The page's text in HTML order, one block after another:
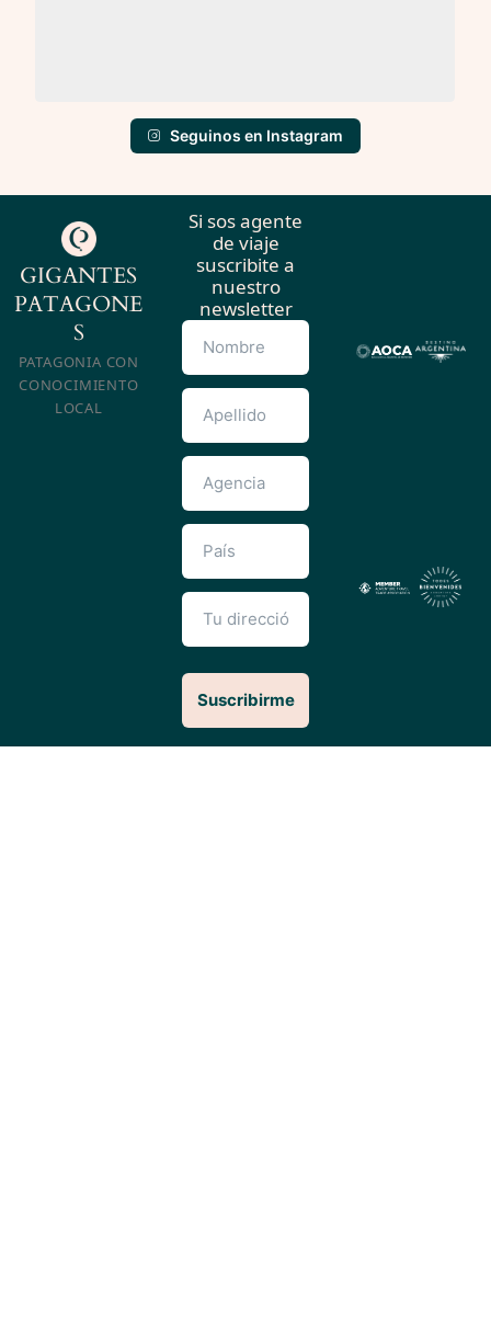
Seguinos en Instagram
GIGANTES
PATAGONE
S
PATAGONIA CON
CONOCIMIENTO
LOCAL
Si sos agente
de viaje
suscribite a
nuestro
newsletter